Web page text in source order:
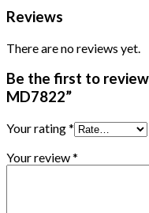
Reviews
There are no reviews yet.
Be the first to
MD7822”
Your rating*
Your review*